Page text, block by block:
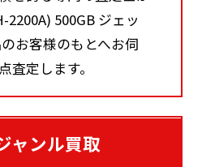
2200A) 500GB ジェッ
お客様のもとへお伺
査定します。
ャンル買取